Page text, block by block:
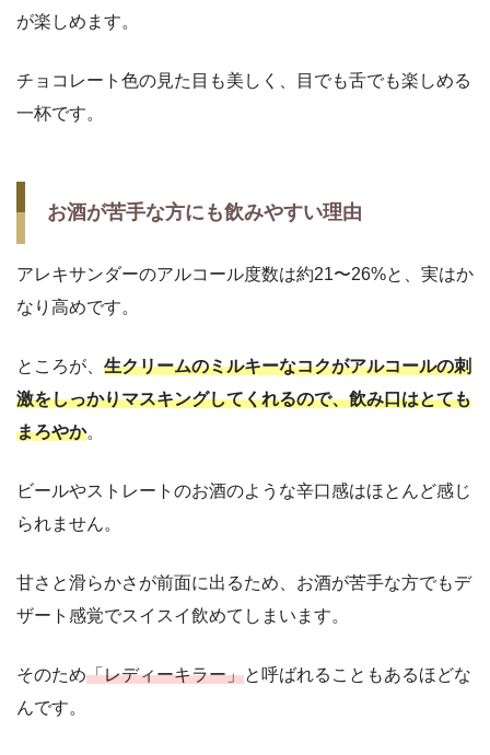
が楽しめます。
チョコレート色の見た目も美しく、目でも舌でも楽しめる
一杯です。
お酒が苦手な方にも飲みやすい理由
アレキサンダーのアルコール度数は約21〜26%と、実はか
なり高めです。
ところが、 生クリームのミルキーなコクがアルコールの刺
激をしっかりマスキングしてくれるので、飲み口はとても
まろやか。
ビールやストレートのお酒のような辛口感はほとんど感じ
られません。
甘さと滑らかさが前面に出るため、お酒が苦手な方でもデ
ザート感覚でスイスイ飲めてしまいます。
そのため「レディーキラー」と呼ばれることもあるほどな
んです。